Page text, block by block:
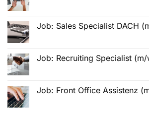
Job: Sales Specialist DACH
Job: Recruiting Specialist
Job: Front Office Assistenz